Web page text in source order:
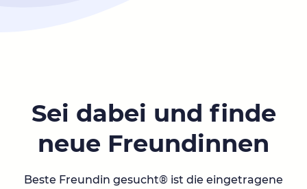
Sei dabei und finde
neue Freundinnen
Beste Freundin gesucht® ist die eingetragene